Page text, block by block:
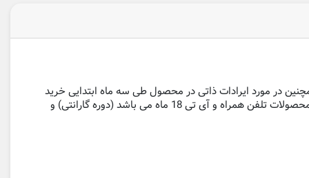
در مورد ایرادات ذاتی در محصول طی سه ماه ابتدایی خرید
مشتری درخواست جایگزینی دهد. در این مورد ضوابط ابلاقی سازمان حمایت از مصرف کنندگان معیار است. حداقل دوره گارانتی کالا برای محصولات تلفن همراه و آی تی 18 ماه می باشد (دوره گارانتی) و